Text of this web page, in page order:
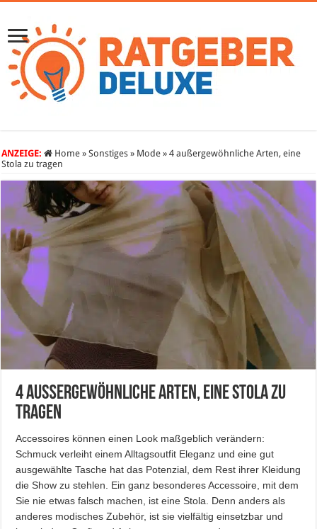
ANZEIGE: Home » Sonstiges » Mode » 4 außergewöhnliche Arten, eine
Stola zu tragen
4 außergewöhnliche Arten, eine Stola zu
tragen
Accessoires können einen Look maßgeblich verändern:
Schmuck verleiht einem Alltagsoutfit Eleganz und eine gut
ausgewählte Tasche hat das Potenzial, dem Rest ihrer Kleidung
die Show zu stehlen. Ein ganz besonderes Accessoire, mit dem
Sie nie etwas falsch machen, ist eine Stola. Denn anders als
anderes modisches Zubehör, ist sie vielfältig einsetzbar und